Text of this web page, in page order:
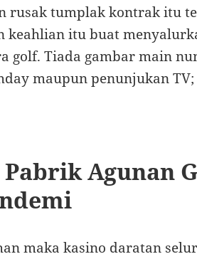
rusak tumplak kontrak itu
keahlian itu buat
golf. Tiada gambar main
maupun penunjukan TV;
Agunan
maka kasino daratan